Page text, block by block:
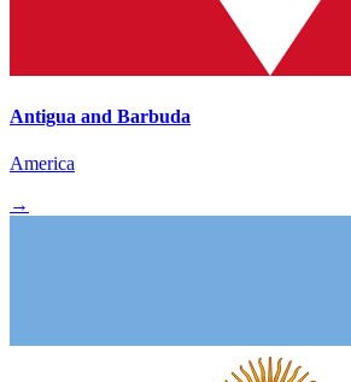
Antigua and Barbuda
America
→